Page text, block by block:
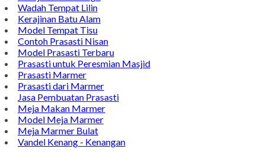
Gambar Patung Pieta
Kerajinan Batu Marmer
Kerajinan Vas Bunga
Wadah Tempat Lilin
Kerajinan Batu Alam
Model Tempat Tisu
Contoh Prasasti Nisan
Model Prasasti Terbaru
Prasasti untuk Peresmian Masjid
Prasasti Marmer
Prasasti dari Marmer
Jasa Pembuatan Prasasti
Meja Makan Marmer